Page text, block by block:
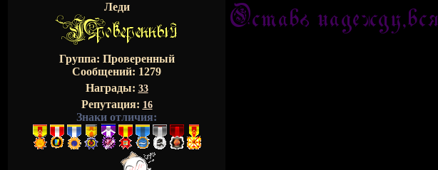
Леди
Группа: Проверенный
Сообщений: 1279
Награды: 33
Репутация: 16
Знаки отличия: